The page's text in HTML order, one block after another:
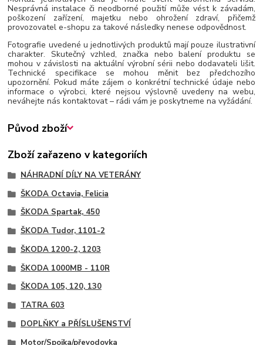
Nesprávná instalace či neodborné použití může vést k závadám,
poškození zařízení, majetku nebo ohrožení zdraví, přičemž
provozovatel e-shopu za takové následky nenese odpovědnost.
Fotografie uvedené u jednotlivých produktů mají pouze ilustrativní
charakter. Skutečný vzhled, značka nebo balení produktu se
mohou v závislosti na aktuální výrobní sérii nebo dodavateli lišit.
Technické specifikace se mohou měnit bez předchozího
upozornění. Pokud máte zájem o konkrétní technické údaje nebo
informace o výrobci, které nejsou výslovně uvedeny na webu,
neváhejte nás kontaktovat – rádi vám je poskytneme na vyžádání.
Původ zboží
Zboží zařazeno v kategoriích
NÁHRADNÍ DÍLY NA VETERÁNY
ŠKODA Octavia, Felicia
ŠKODA Spartak, 450
ŠKODA Tudor, 1101-2
ŠKODA 1200-2, 1203
ŠKODA 1000MB - 110R
ŠKODA 105, 120, 130
TATRA 603
DOPLŇKY a PŘÍSLUŠENSTVÍ
Motor/Spojka/převodovka